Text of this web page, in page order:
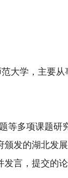
大学，主要
等多项课题研
颁发的湖北发
发言 ，提交的